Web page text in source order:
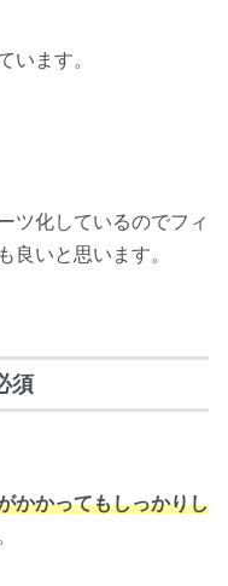
います。
ツ化しているのでフィ
良いと思います。
須
かかってもしっかりし